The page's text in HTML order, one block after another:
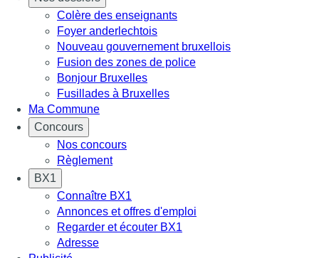
Colère des enseignants
Foyer anderlechtois
Nouveau gouvernement bruxellois
Fusion des zones de police
Bonjour Bruxelles
Fusillades à Bruxelles
Ma Commune
Concours
Nos concours
Règlement
BX1
Connaître BX1
Annonces et offres d'emploi
Regarder et écouter BX1
Adresse